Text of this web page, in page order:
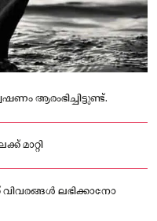
ആരംഭിച്ചിട്ടുണ്ട്.
മാറ്റി
വിവരങ്ങൾ ലഭിക്കാനോ